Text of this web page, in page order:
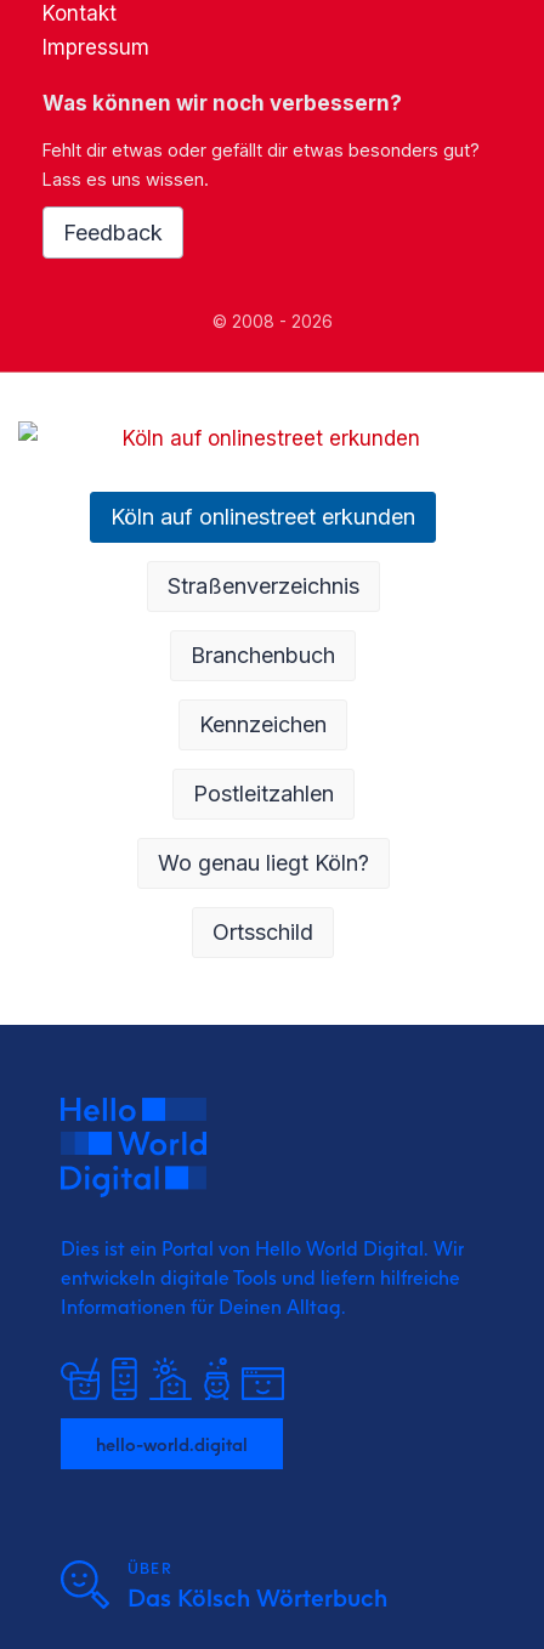
Kontakt
Impressum
Was können wir noch verbessern?
Fehlt dir etwas oder gefällt dir etwas besonders gut?
Lass es uns wissen.
Feedback
© 2008 - 2026
Köln auf onlinestreet erkunden
Straßenverzeichnis
Branchenbuch
Kennzeichen
Postleitzahlen
Wo genau liegt Köln?
Ortsschild
Dies ist ein Portal von Hello World Digital. Wir
entwickeln digitale Tools und liefern hilfreiche
Informationen für Deinen Alltag.
hello-world.digital
ÜBER
Das Kölsch Wörterbuch